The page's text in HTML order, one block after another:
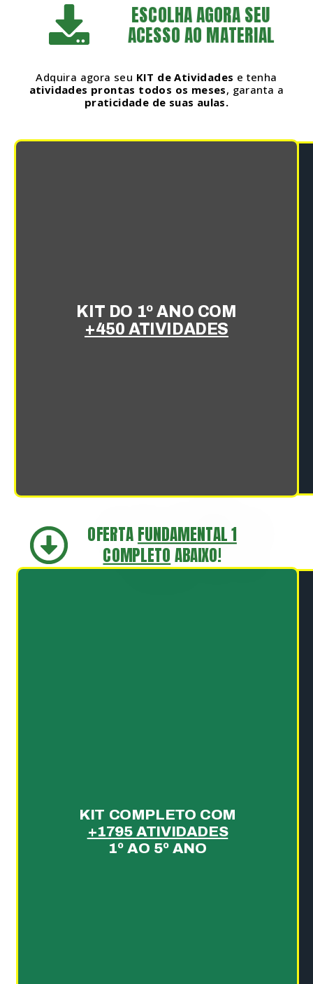
ESCOLHA AGORA SEU
ACESSO AO MATERIAL
Adquira agora seu KIT de Atividades e tenha
atividades prontas todos os meses, garanta a
praticidade de suas aulas.
KIT DO 1º ANO COM
+450 ATIVIDADES
KIT COMPLETO COM
+1795 ATIVIDADES
1º AO 5º ANO
OFERTAFUNDAMENTAL 1
COMPLETOABAIXO!